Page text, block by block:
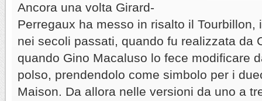
Ancora una volta Girard-
Perregaux ha messo in risalto il Tourbillon,
nei secoli passati, quando fu realizzata da
quando Gino Macaluso lo fece modificare
polso, prendendolo come simbolo per i
Maison. Da allora nelle versioni da uno a